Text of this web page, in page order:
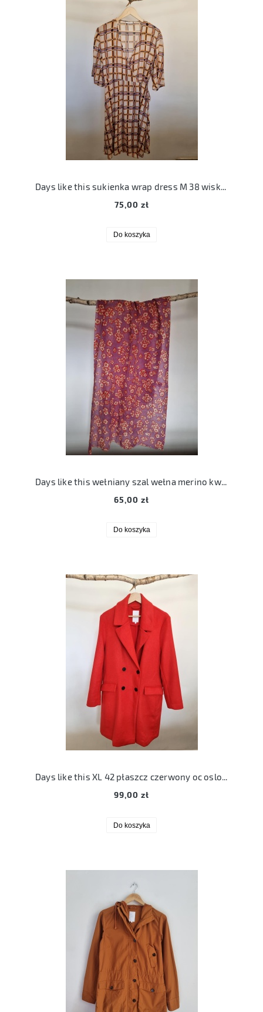
Days like this sukienka wrap dress M 38 wiskozowa
75,00 zł
Do koszyka
Days like this wełniany szal wełna merino kwiatuszki
65,00 zł
Do koszyka
Days like this XL 42 płaszcz czerwony oc oslo coat
99,00 zł
Do koszyka